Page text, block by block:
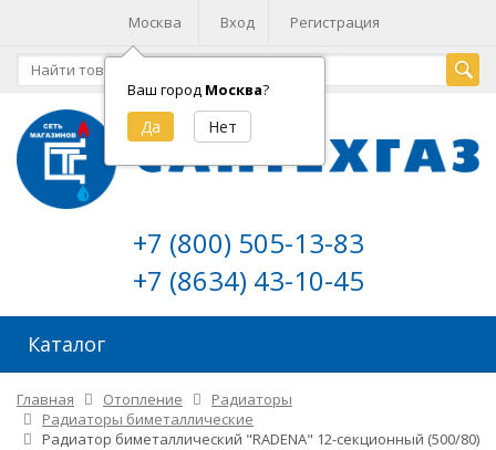
Москва
Ваш город Москва?
Вход Регистрация
+7 (800) 505-13-83
+7 (8634) 43-10-45
Каталог
Главная Отопление
Радиаторы
Радиаторы биметаллические
Радиатор биметаллический "RADENA" 12-секционный (500/80)